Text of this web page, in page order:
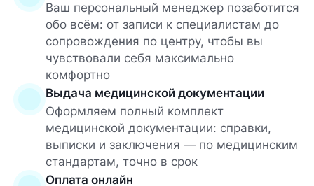
Ваш персональный менеджер позаботится
обо всём: от записи к специалистам до
сопровождения по центру, чтобы вы
чувствовали себя максимально
комфортно
Выдача медицинской документации
Оформляем полный комплект
медицинской документации: справки,
выписки и заключения — по медицинским
стандартам, точно в срок
Оплата онлайн